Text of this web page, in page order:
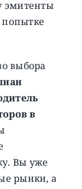
эмитенты
попытке
выбора
в
Вы уже
рынки, а